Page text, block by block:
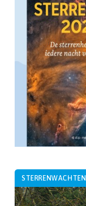
STERRENWACHTEN